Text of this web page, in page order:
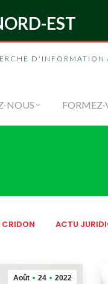
EST
NOUS FORMEZ-
ACTU
Août 24 2022
INTERROGEZ-NOUS